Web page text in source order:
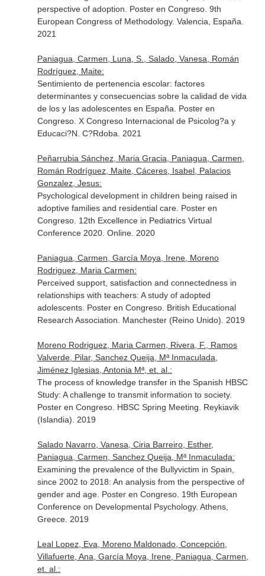
perspective of adoption. Poster en Congreso. 9th
European Congress of Methodology. Valencia, España.
2021
Paniagua, Carmen, Luna, S., Salado, Vanesa, Román
Rodríguez, Maite:
Sentimiento de pertenencia escolar: factores
determinantes y consecuencias sobre la calidad de vida
de los y las adolescentes en España. Poster en
Congreso. X Congreso Internacional de Psicolog?a y
Educaci?N. C?Rdoba. 2021
Peñarrubia Sánchez, Maria Gracia, Paniagua, Carmen,
Román Rodríguez, Maite, Cáceres, Isabel, Palacios
Gonzalez, Jesus:
Psychological development in children being raised in
adoptive families and residential care. Poster en
Congreso. 12th Excellence in Pediatrics Virtual
Conference 2020. Online. 2020
Paniagua, Carmen, García Moya, Irene, Moreno
Rodriguez, Maria Carmen:
Perceived support, satisfaction and connectedness in
relationships with teachers: A study of adopted
adolescents. Poster en Congreso. British Educational
Research Association. Manchester (Reino Unido). 2019
Moreno Rodriguez, Maria Carmen, Rivera, F., Ramos
Valverde, Pilar, Sanchez Queija, Mª Inmaculada,
Jiménez Iglesias, Antonia Mª, et. al.:
The process of knowledge transfer in the Spanish HBSC
Study: A challenge to transmit information to society.
Poster en Congreso. HBSC Spring Meeting. Reykiavik
(Islandia). 2019
Salado Navarro, Vanesa, Ciria Barreiro, Esther,
Paniagua, Carmen, Sanchez Queija, Mª Inmaculada:
Examining the prevalence of the Bullyvictim in Spain,
since 2002 to 2018: An analysis from the perspective of
gender and age. Poster en Congreso. 19th European
Conference on Developmental Psychology. Athens,
Greece. 2019
Leal Lopez, Eva, Moreno Maldonado, Concepción,
Villafuerte, Ana, García Moya, Irene, Paniagua, Carmen,
et. al.: